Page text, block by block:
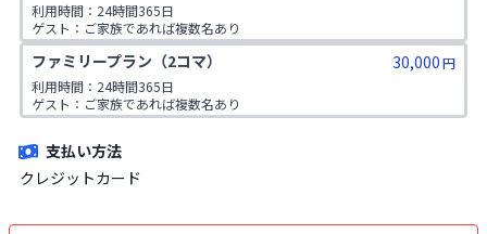
利用時間：24時間365日
ゲスト：ご家族であれば複数名あり
※ご入会時にご家族名の登録をお願いしております。二親等までのご家
族が対象です。
ファミリープラン（2コマ） 30,000円
利用時間：24時間365日
ゲスト：ご家族であれば複数名あり
※ご入会時にご家族名の登録をお願いしております。二親等までのご家
支払い方法
クレジットカード